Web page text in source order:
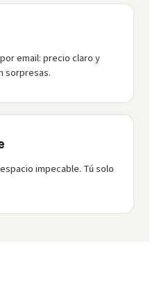
email: precio claro y
sorpresas.
impecable. Tú solo